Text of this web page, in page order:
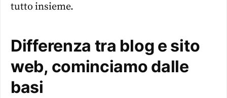
tutto insieme.
Differenza tra blog e sito
web, cominciamo dalle
basi